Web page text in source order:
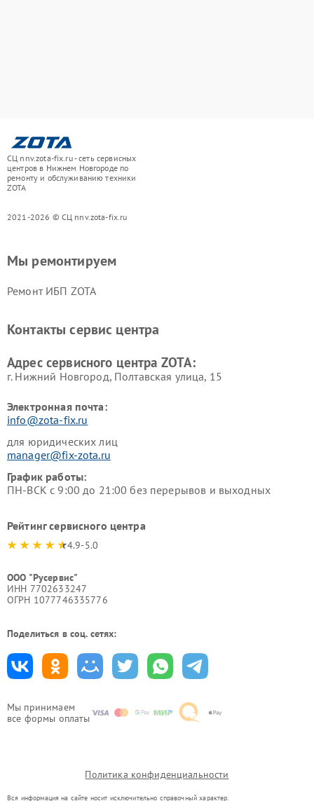
СЦ nnv.zota-fix.ru - сеть сервисных
центров в Нижнем Новгороде по
ремонту и обслуживанию техники
ZOTA
2021-2026 © СЦ nnv.zota-fix.ru
Мы принимаем
все формы оплаты
Мы ремонтируем
Ремонт ИБП ZOTA
Контакты сервис центра
Адрес сервисного центра ZOTA:
г. Нижний Новгород, Полтавская улица, 15
Электронная почта:
info@zota-fix.ru
для юридических лиц
manager@fix-zota.ru
График работы:
ПН-ВСК с 9:00 до 21:00 без перерывов и выходных
Рейтинг сервисного центра
4.9-5.0
ООО "Русервис"
ИНН 7702633247
ОГРН 1077746335776
Поделиться в соц. сетях:
Политика конфиденциальности
Вся информация на сайте носит исключительно справочный характер.